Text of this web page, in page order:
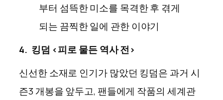
부터 섬뜩한 미소를 목격한 후 겪게
되는 끔찍한 일에 관한 이야기
4. 킹덤 <피로 물든 역사 전>
신선한 소재로 인기가 많았던 킹덤은 과거 시
즌3 개봉을 앞두고, 팬들에게 작품의 세계관